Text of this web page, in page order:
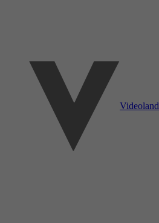
Videoland